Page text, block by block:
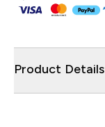
Product Details